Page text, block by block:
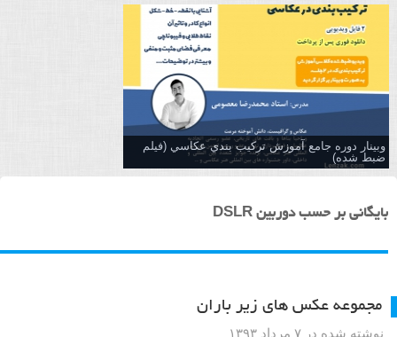
وبینار دوره جامع آموزش تركيب بندي عكاسي (فیلم
ضبط شده)
بایگانی بر حسب دوربین DSLR
مجموعه عکس های زیر باران
نوشته شده در ۷ مرداد ۱۳۹۳